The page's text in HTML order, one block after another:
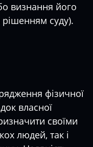
визнання його
суду).
фізичної
власної
своїми
людей, так і